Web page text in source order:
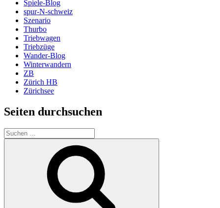
Spiele-Blog
spur-N-schweiz
Szenario
Thurbo
Triebwagen
Triebzüge
Wander-Blog
Winterwandern
ZB
Zürich HB
Zürichsee
Seiten durchsuchen
Suchen
nach: